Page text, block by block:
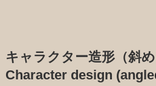
キャラクター造形（斜め
Character design